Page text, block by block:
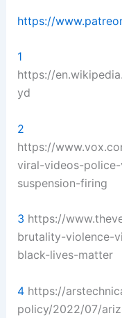
https://
1
https://
yd
2
https://
viral-videos-
suspension-firing
3 https://
brutality-violence-
black-lives-matter
4https://
policy/2022/07/